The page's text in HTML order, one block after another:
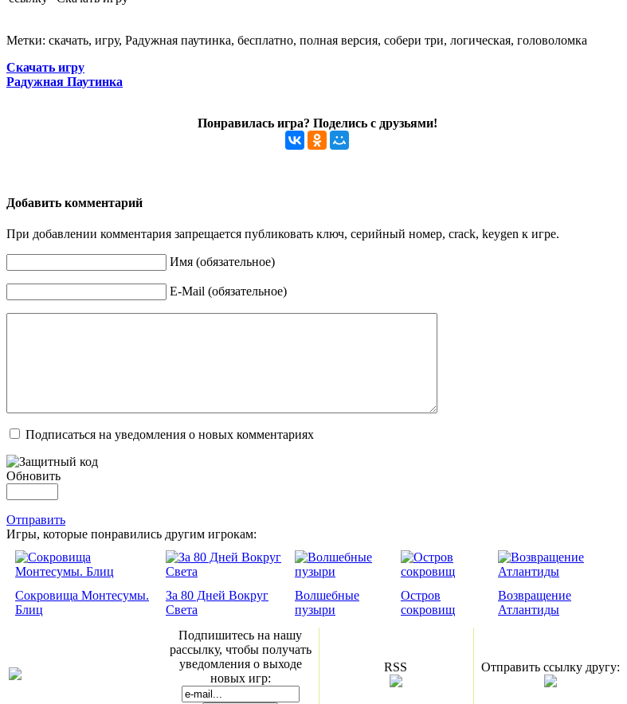
Метки: скачать, игру, Радужная паутинка, бесплатно, полная версия, собери три, логическая, головоломка
Скачать игру
Радужная Паутинка
Понравилась игра? Поделись с друзьями!
Добавить комментарий
При добавлении комментария запрещается публиковать ключ, серийный номер, crack, keygen к игре.
Имя (обязательное)
E-Mail (обязательное)
Подписаться на уведомления о новых комментариях
Обновить
Отправить
Игры, которые понравились другим игрокам:
Сокровища Монтесумы.
Блиц
За 80 Дней Вокруг
Света
Волшебные
пузыри
Остров
сокровищ
Возвращение
Атлантиды
Подпишитесь на нашу
рассылку, чтобы получать
уведомления о выходе
новых игр:
RSS Отправить ссылку другу: